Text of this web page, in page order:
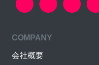
COMPANY
会社概要